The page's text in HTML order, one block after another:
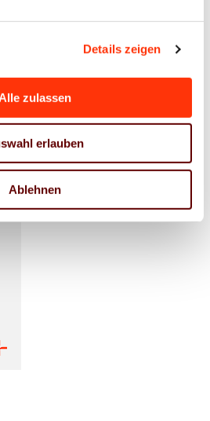
Details zeigen
Alle zulassen
erlauben
Ablehnen